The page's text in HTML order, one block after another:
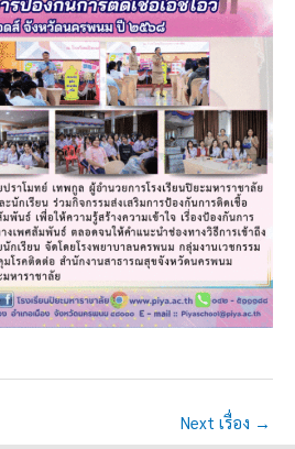
Next เรื่อง →